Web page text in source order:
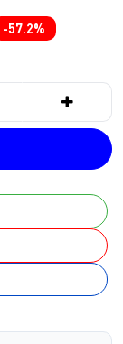
-57.2%